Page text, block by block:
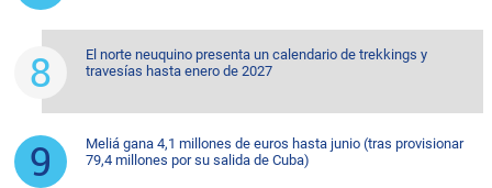
El norte neuquino presenta un calendario de trekkings y
travesías hasta enero de 2027
Meliá gana 4,1 millones de euros hasta junio (tras provisionar
79,4 millones por su salida de Cuba)